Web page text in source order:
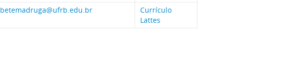
betemadruga@ufrb.edu.br
Currículo
Lattes